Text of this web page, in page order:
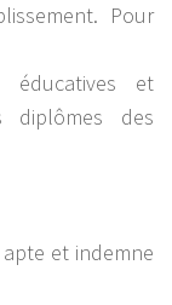
Pour
et
diplômes des
et indemne